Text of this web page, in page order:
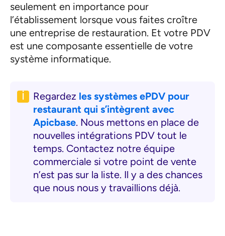
seulement en importance pour
l’établissement lorsque vous faites croître
une entreprise de restauration. Et votre PDV
est une composante essentielle de votre
système informatique.
Regardez les systèmes ePDV pour
restaurant qui s’intègrent avec
Apicbase. Nous mettons en place de
nouvelles intégrations PDV tout le
temps. Contactez notre équipe
commerciale si votre point de vente
n’est pas sur la liste. Il y a des chances
que nous nous y travaillions déjà.